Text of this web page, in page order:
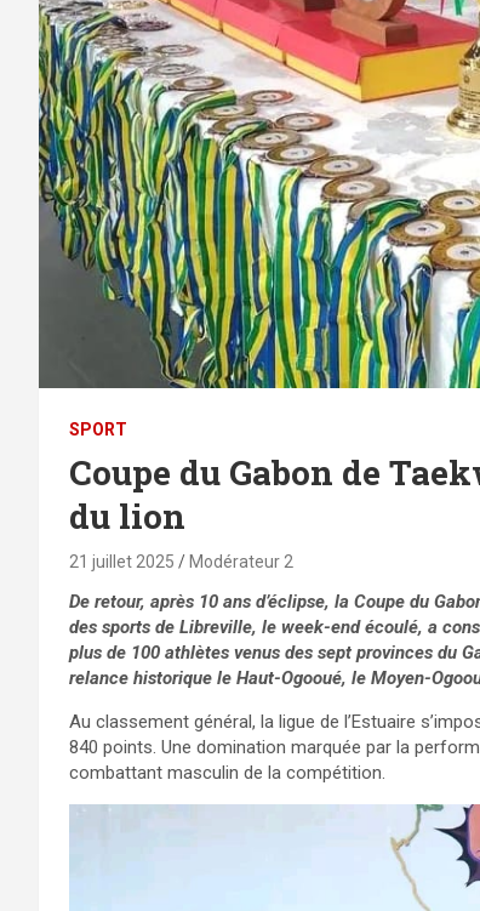
SPORT
Coupe du Gabon de
du lion
21 juillet 2025 Modérateur 2
De retour, après 10 ans d’éclipse, la Coupe du
des sports de Libreville, le week-end écoulé, a
plus de 100 athlètes venus des sept provinces du
relance historique le Haut-Ogooué, le Moyen-
Au classement général, la ligue de l’Estuaire
840 points. Une domination marquée par la
combattant masculin de la compétition.